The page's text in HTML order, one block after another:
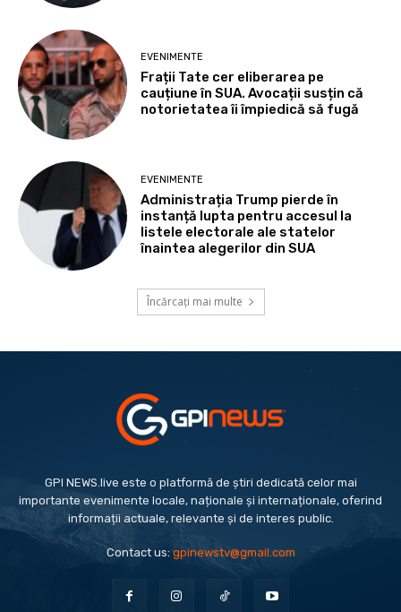
EVENIMENTE
Frații Tate cer eliberarea pe
cauțiune în SUA. Avocații susțin că
notorietatea îi împiedică să fugă
EVENIMENTE
Administrația Trump pierde în
instanță lupta pentru accesul la
listele electorale ale statelor
înaintea alegerilor din SUA
Încărcați mai multe
GPI NEWS.live este o platformă de știri dedicată celor mai
importante evenimente locale, naționale și internaționale, oferind
informații actuale, relevante și de interes public.
Contact us:gpinewstv@gmail.com